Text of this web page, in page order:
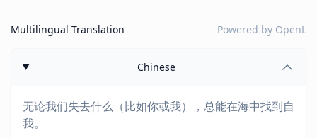
Multilingual Translation Powered by OpenL
Chinese
无论我们失去什么（比如你或我），总能在海中找到自
我。